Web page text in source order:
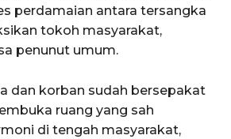
perdamaian antara tersangka
tokoh masyarakat,
penunut umum.
dan korban sudah bersepakat
ruang yang sah
di tengah masyarakat,